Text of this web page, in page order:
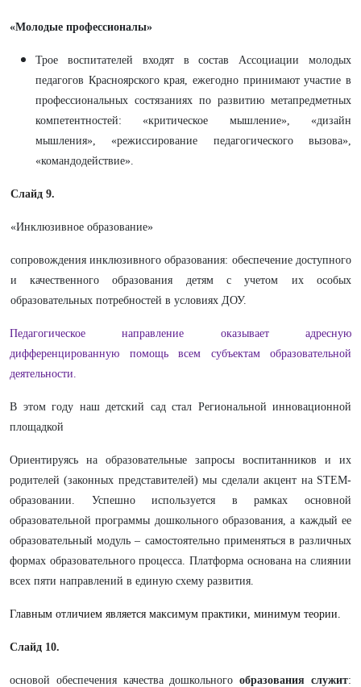
«Молодые профессионалы»
Трое воспитателей входят в состав Ассоциации молодых
педагогов Красноярского края, ежегодно принимают участие в
профессиональных состязаниях по развитию метапредметных
компетентностей: «критическое мышление», «дизайн
мышления», «режиссирование педагогического вызова»,
«командодействие».
Слайд 9.
«Инклюзивное образование»
сопровождения инклюзивного образования: обеспечение доступного
и качественного образования детям с учетом их особых
образовательных потребностей в условиях ДОУ.
Педагогическое направление оказывает адресную
дифференцированную помощь всем субъектам образовательной
деятельности.
В этом году наш детский сад стал Региональной инновационной
площадкой
Ориентируясь на образовательные запросы воспитанников и их
родителей (законных представителей) мы сделали акцент на STEM-
образовании. Успешно используется в рамках основной
образовательной программы дошкольного образования, а каждый ее
образовательный модуль – самостоятельно применяться в различных
формах образовательного процесса. Платформа основана на слиянии
всех пяти направлений в единую схему развития.
Главным отличием является максимум практики, минимум теории.
Слайд 10.
основой обеспечения качества дошкольногообразования служит: